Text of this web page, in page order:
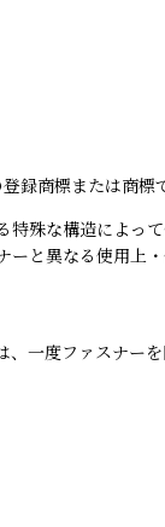
録商標または商標
殊な構造によっ
と異なる使用上・
一度ファスナー